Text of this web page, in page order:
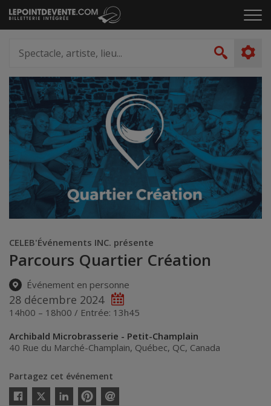
Passer
au
le
artiste,
lieu...
CELEB'Événements INC. présente
Parcours Quartier Création
Événement en personne
28 décembre 2024
14h00 – 18h00 / Entrée: 13h45
Archibald Microbrasserie - Petit-Champlain
40 Rue du Marché-Champlain, Québec, QC, Canada
Partagez cet événement
Twitter